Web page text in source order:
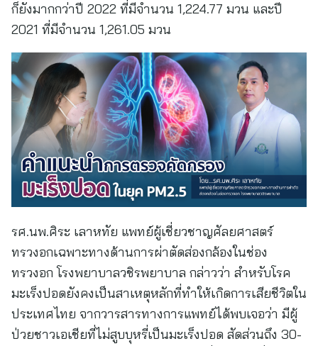
ก็ยังมากกว่าปี 2022 ที่มีจำนวน 1,224.77 มวน และปี
2021 ที่มีจำนวน 1,261.05 มวน
รศ.นพ.ศิระ เลาหทัย แพทย์ผู้เชี่ยวชาญศัลยศาสตร์
ทรวงอกเฉพาะทางด้านการผ่าตัดส่องกล้องในช่อง
ทรวงอก โรงพยาบาลวชิรพยาบาล กล่าวว่า สำหรับโรค
มะเร็งปอดยังคงเป็นสาเหตุหลักที่ทำให้เกิดการเสียชีวิตใน
ประเทศไทย จากวารสารทางการแพทย์ได้พบเจอว่า มีผู้
ป่วยชาวเอเชียที่ไม่สูบบุหรี่เป็นมะเร็งปอด สัดส่วนถึง 30-